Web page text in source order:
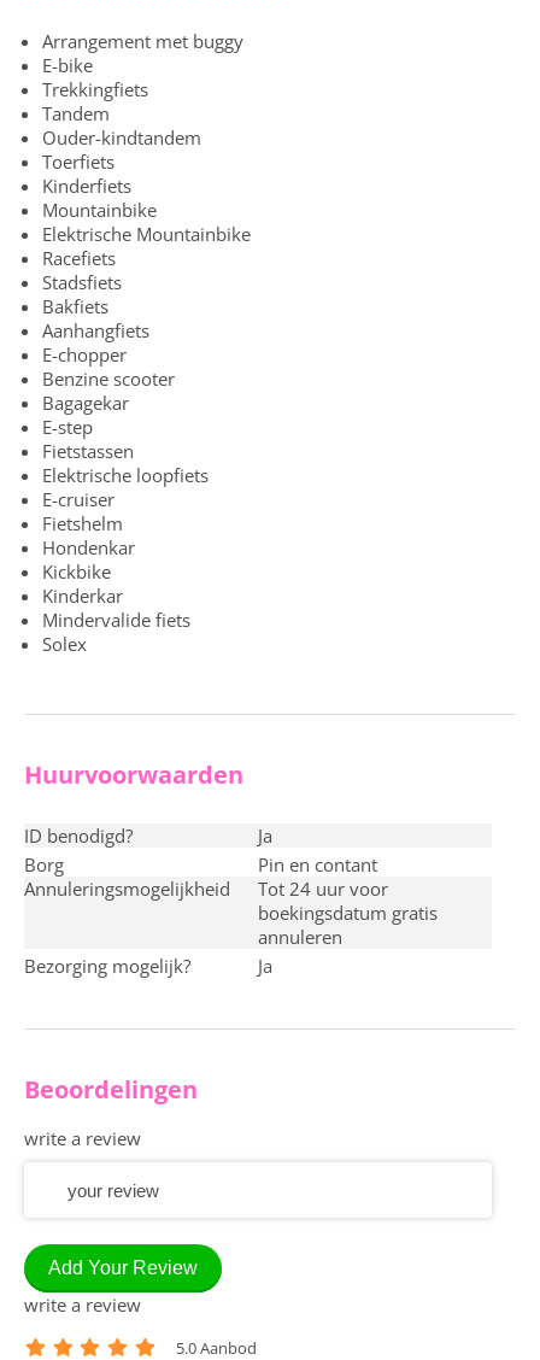
Arrangement met buggy
E-bike
Trekkingfiets
Tandem
Ouder-kindtandem
Toerfiets
Kinderfiets
Mountainbike
Elektrische Mountainbike
Racefiets
Stadsfiets
Bakfiets
Aanhangfiets
E-chopper
Benzine scooter
Bagagekar
E-step
Fietstassen
Elektrische loopfiets
E-cruiser
Fietshelm
Hondenkar
Kickbike
Kinderkar
Mindervalide fiets
Solex
Huurvoorwaarden
ID benodigd?
ja
Borg
pin en contant
Annuleringsmogelijkheid
Tot 24 uur voor
boekingsdatum gratis
annuleren
Bezorging mogelijk?
ja
Beoordelingen
write a review
Add Your Review
write a review
5.0 Aanbod